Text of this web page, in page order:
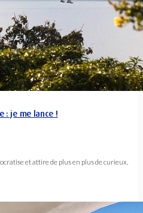
: je me lance !
et attire de plus en plus de curieux.